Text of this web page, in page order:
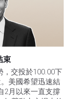
束
，交投於100.00下
美國希望迅速結
2月以來一直支撐